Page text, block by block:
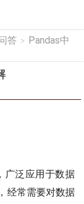
答 > Pandas中
广泛应用于数据
经常需要对数据